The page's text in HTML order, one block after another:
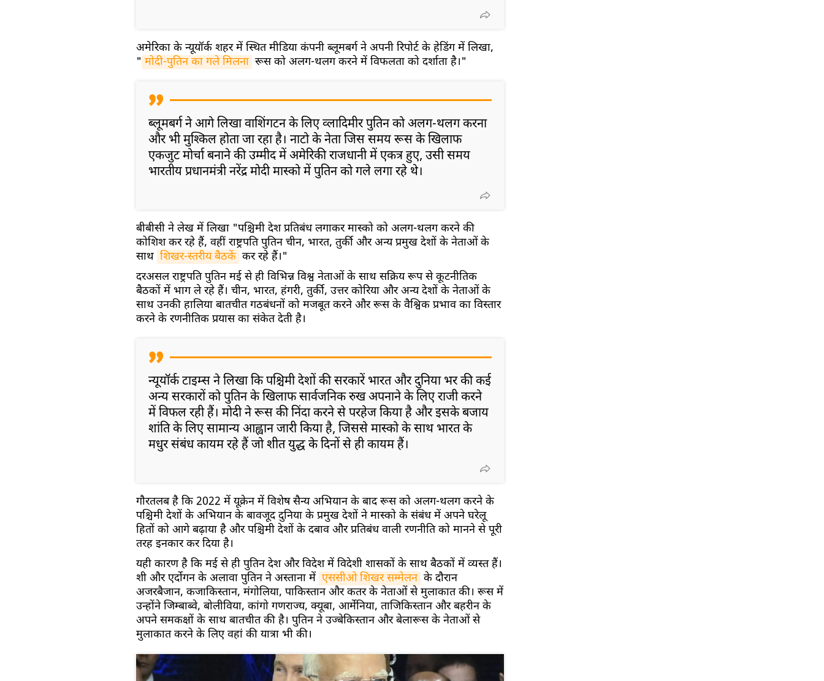
अमेरिका के न्यूयॉर्क शहर में स्थित मीडिया कंपनी ब्लूमबर्ग ने अपनी रिपोर्ट के हेडिंग में लिखा,
" मोदी-पुतिन का गले मिलना रूस को अलग-थलग करने में विफलता को दर्शाता है।"
ब्लूमबर्ग ने आगे लिखा वाशिंगटन के लिए व्लादिमीर पुतिन को अलग-थलग करना
और भी मुश्किल होता जा रहा है। नाटो के नेता जिस समय रूस के खिलाफ
एकजुट मोर्चा बनाने की उम्मीद में अमेरिकी राजधानी में एकत्र हुए, उसी समय
भारतीय प्रधानमंत्री नरेंद्र मोदी मास्को में पुतिन को गले लगा रहे थे।
बीबीसी ने लेख में लिखा "पश्चिमी देश प्रतिबंध लगाकर मास्को को अलग-थलग करने की
कोशिश कर रहे हैं, वहीं राष्ट्रपति पुतिन चीन, भारत, तुर्की और अन्य प्रमुख देशों के नेताओं के
साथ शिखर-स्तरीय बैठकें कर रहे हैं।"
दरअसल राष्ट्रपति पुतिन मई से ही विभिन्न विश्व नेताओं के साथ सक्रिय रूप से कूटनीतिक
बैठकों में भाग ले रहे हैं। चीन, भारत, हंगरी, तुर्की, उत्तर कोरिया और अन्य देशों के नेताओं के
साथ उनकी हालिया बातचीत गठबंधनों को मजबूत करने और रूस के वैश्विक प्रभाव का विस्तार
करने के रणनीतिक प्रयास का संकेत देती है।
न्यूयॉर्क टाइम्स ने लिखा कि पश्चिमी देशों की सरकारें भारत और दुनिया भर की कई
अन्य सरकारों को पुतिन के खिलाफ सार्वजनिक रुख अपनाने के लिए राजी करने
में विफल रही हैं। मोदी ने रूस की निंदा करने से परहेज किया है और इसके बजाय
शांति के लिए सामान्य आह्वान जारी किया है, जिससे मास्को के साथ भारत के
मधुर संबंध कायम रहे हैं जो शीत युद्ध के दिनों से ही कायम हैं।
गौरतलब है कि 2022 में यूक्रेन में विशेष सैन्य अभियान के बाद रूस को अलग-थलग करने के
पश्चिमी देशों के अभियान के बावजूद दुनिया के प्रमुख देशों ने मास्को के संबंध में अपने घरेलू
हितों को आगे बढ़ाया है और पश्चिमी देशों के दबाव और प्रतिबंध वाली रणनीति को मानने से पूरी
तरह इनकार कर दिया है।
यही कारण है कि मई से ही पुतिन देश और विदेश में विदेशी शासकों के साथ बैठकों में व्यस्त हैं।
शी और एर्दोगन के अलावा पुतिन ने अस्ताना में एससीओ शिखर सम्मेलन के दौरान
अजरबैजान, कजाकिस्तान, मंगोलिया, पाकिस्तान और कतर के नेताओं से मुलाकात की। रूस में
उन्होंने जिम्बाब्वे, बोलीविया, कांगो गणराज्य, क्यूबा, ​​आर्मेनिया, ताजिकिस्तान और बहरीन के
अपने समकक्षों के साथ बातचीत की है। पुतिन ने उज्बेकिस्तान और बेलारूस के नेताओं से
मुलाकात करने के लिए वहां की यात्रा भी की।